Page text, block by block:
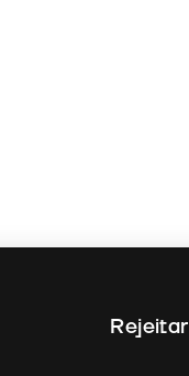
Rejeitar